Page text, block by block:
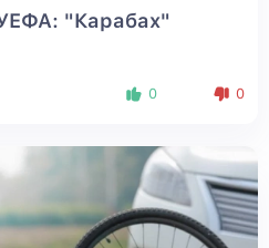
"Карабах"
0 0